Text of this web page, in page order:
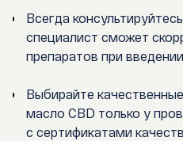
Всегда
специалист сможет
препаратов при
Выбирайте
масло CBD только у
с сертификатами